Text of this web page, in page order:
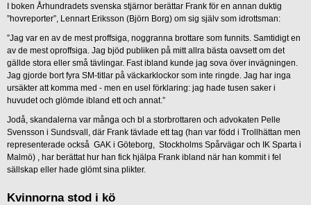
I boken Århundradets svenska stjärnor berättar Frank för en annan duktig
”hovreporter”, Lennart Eriksson (Björn Borg) om sig själv som idrottsman:
”Jag var en av de mest proffsiga, noggranna brottare som funnits. Samtidigt en
av de mest oproffsiga. Jag bjöd publiken på mitt allra bästa oavsett om det
gällde stora eller små tävlingar. Fast ibland kunde jag sova över invägningen.
Jag gjorde bort fyra SM-titlar på väckarklockor som inte ringde. Jag har inga
ursäkter att komma med - men en usel förklaring: jag hade tusen saker i
huvudet och glömde ibland ett och annat.”
Jodå, skandalerna var många och bl a storbrottaren och advokaten Pelle
Svensson i Sundsvall, där Frank tävlade ett tag (han var född i Trollhättan men
representerade också GAK i Göteborg, Stockholms Spårvägar och IK Sparta i
Malmö) , har berättat hur han fick hjälpa Frank ibland när han kommit i fel
sällskap eller hade glömt sina plikter.
Kvinnorna stod i kö